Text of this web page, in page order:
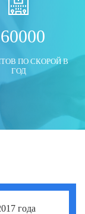
ПО СКОРОЙ В
ГОД
года